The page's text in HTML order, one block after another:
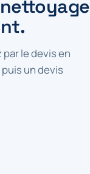
le devis en
un devis